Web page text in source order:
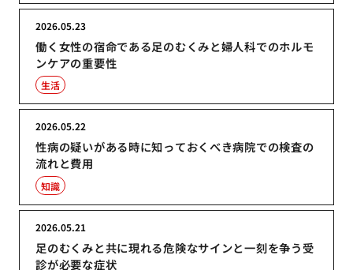
働く女性の宿命である足のむくみと婦人科でのホルモ
ンケアの重要性
2026.05.23
生活
性病の疑いがある時に知っておくべき病院での検査の
流れと費用
2026.05.22
知識
足のむくみと共に現れる危険なサインと一刻を争う受
診が必要な症状
2026.05.21